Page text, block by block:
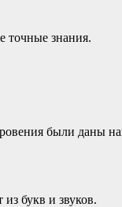
точные знания.
были даны
букв и звуков.